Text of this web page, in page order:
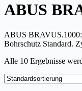
ABUS
ABUS BRAVUS.1000:
Bohrschutz Standard.
Alle 10 Ergebnisse